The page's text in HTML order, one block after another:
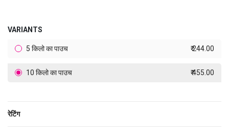
VARIANTS
5 किलो का पाउच ₹ 244.00
10 किलो का पाउच ₹ 455.00
रेटिंग